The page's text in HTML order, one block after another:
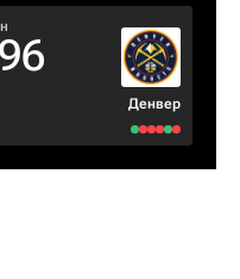
96
Денвер